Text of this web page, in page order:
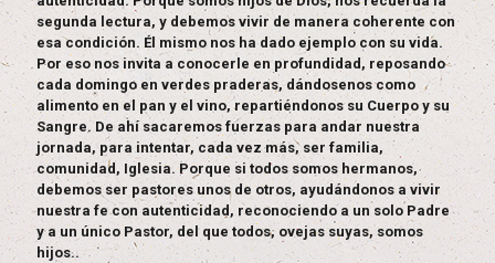
segunda lectura, y debemos vivir de manera coherente con
esa condición. Él mismo nos ha dado ejemplo con su vida.
Por eso nos invita a conocerle en profundidad, reposando
cada domingo en verdes praderas, dándosenos como
alimento en el pan y el vino, repartiéndonos su Cuerpo y su
Sangre. De ahí sacaremos fuerzas para andar nuestra
jornada, para intentar, cada vez más, ser familia,
comunidad, Iglesia. Porque si todos somos hermanos,
debemos ser pastores unos de otros, ayudándonos a vivir
nuestra fe con autenticidad, reconociendo a un solo Padre
y a un único Pastor, del que todos, ovejas suyas, somos
hijos..